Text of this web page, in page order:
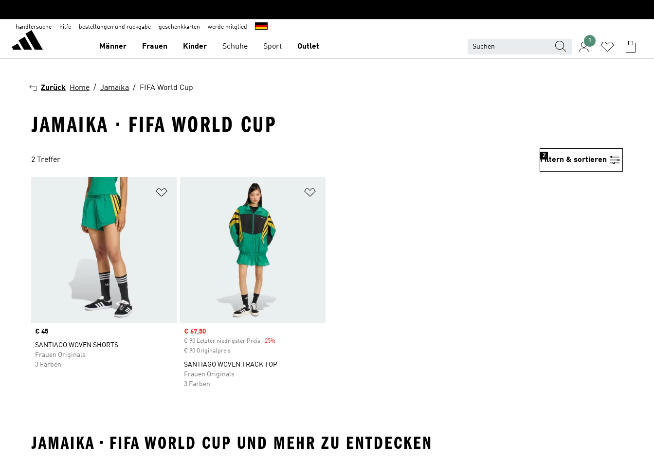
händlersuche hilfe bestellungen und rückgabe geschenkkarten werde mitglied
Männer Frauen Kinder Schuhe Sport Outlet
1
Zurück Home Jamaika FIFA World Cup
JAMAIKA · FIFA WORLD CUP
2 Treffer Filtern & sortieren
2
Zur Wunschliste hinzufügen
Price
€ 45
SANTIAGO WOVEN SHORTS
Frauen Originals
3 Farben
Sale price
€ 67,50
€ 90 Letzter niedrigster Preis -25%Discount
€ 90 Originalpreis
SANTIAGO WOVEN TRACK TOP
Frauen Originals
3 Farben
JAMAIKA • FIFA WORLD CUP UND MEHR ZU ENTDECKEN